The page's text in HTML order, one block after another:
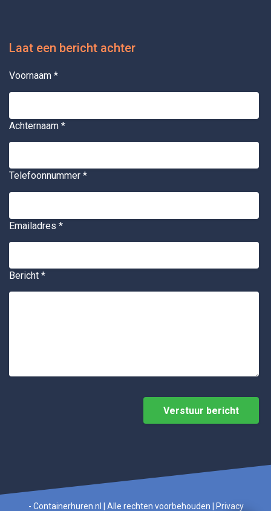
Laat een bericht achter
Voornaam *
Achternaam *
Telefoonnummer *
Emailadres *
Bericht *
- Containerhuren.nl | Alle rechten voorbehouden | Privacy